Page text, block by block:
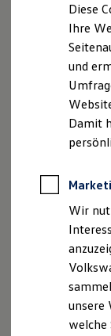
Anpfiff
Batterie
32108 Bad
Tel.: 05222 /
Fax: 05222 /
Steuer-Nr.:
USt.ID-Nr.:
Persönlich
Amtsgericht
Zuständige
Innung des
Sitz: Detmold
Diese
Ihre
und
Damit
Wir
unsere
welche